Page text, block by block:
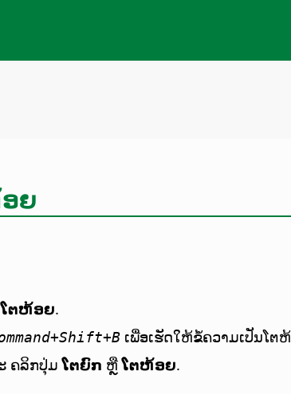
ຍ
ໂຕຫ້ອຍ.
+Shift+B ເພື່ອເຮັດໃຫ້ຂໍ້ຄວາມເປັນໂຕ
ຄລິກປຸ່ມໂຕຍົກ ຫຼືໂຕຫ້ອຍ.